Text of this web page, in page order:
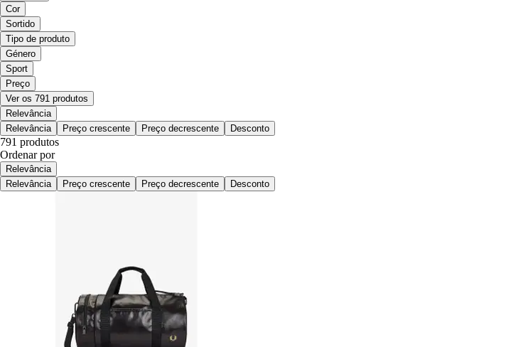
Cor
Sortido
Tipo de produto
Género
Sport
Preço
Ver os 791 produtos
Relevância
Relevância
Preço crescente Preço decrescente Desconto
791 produtos
Ordenar por
Relevância
Relevância
Preço crescente Preço decrescente Desconto